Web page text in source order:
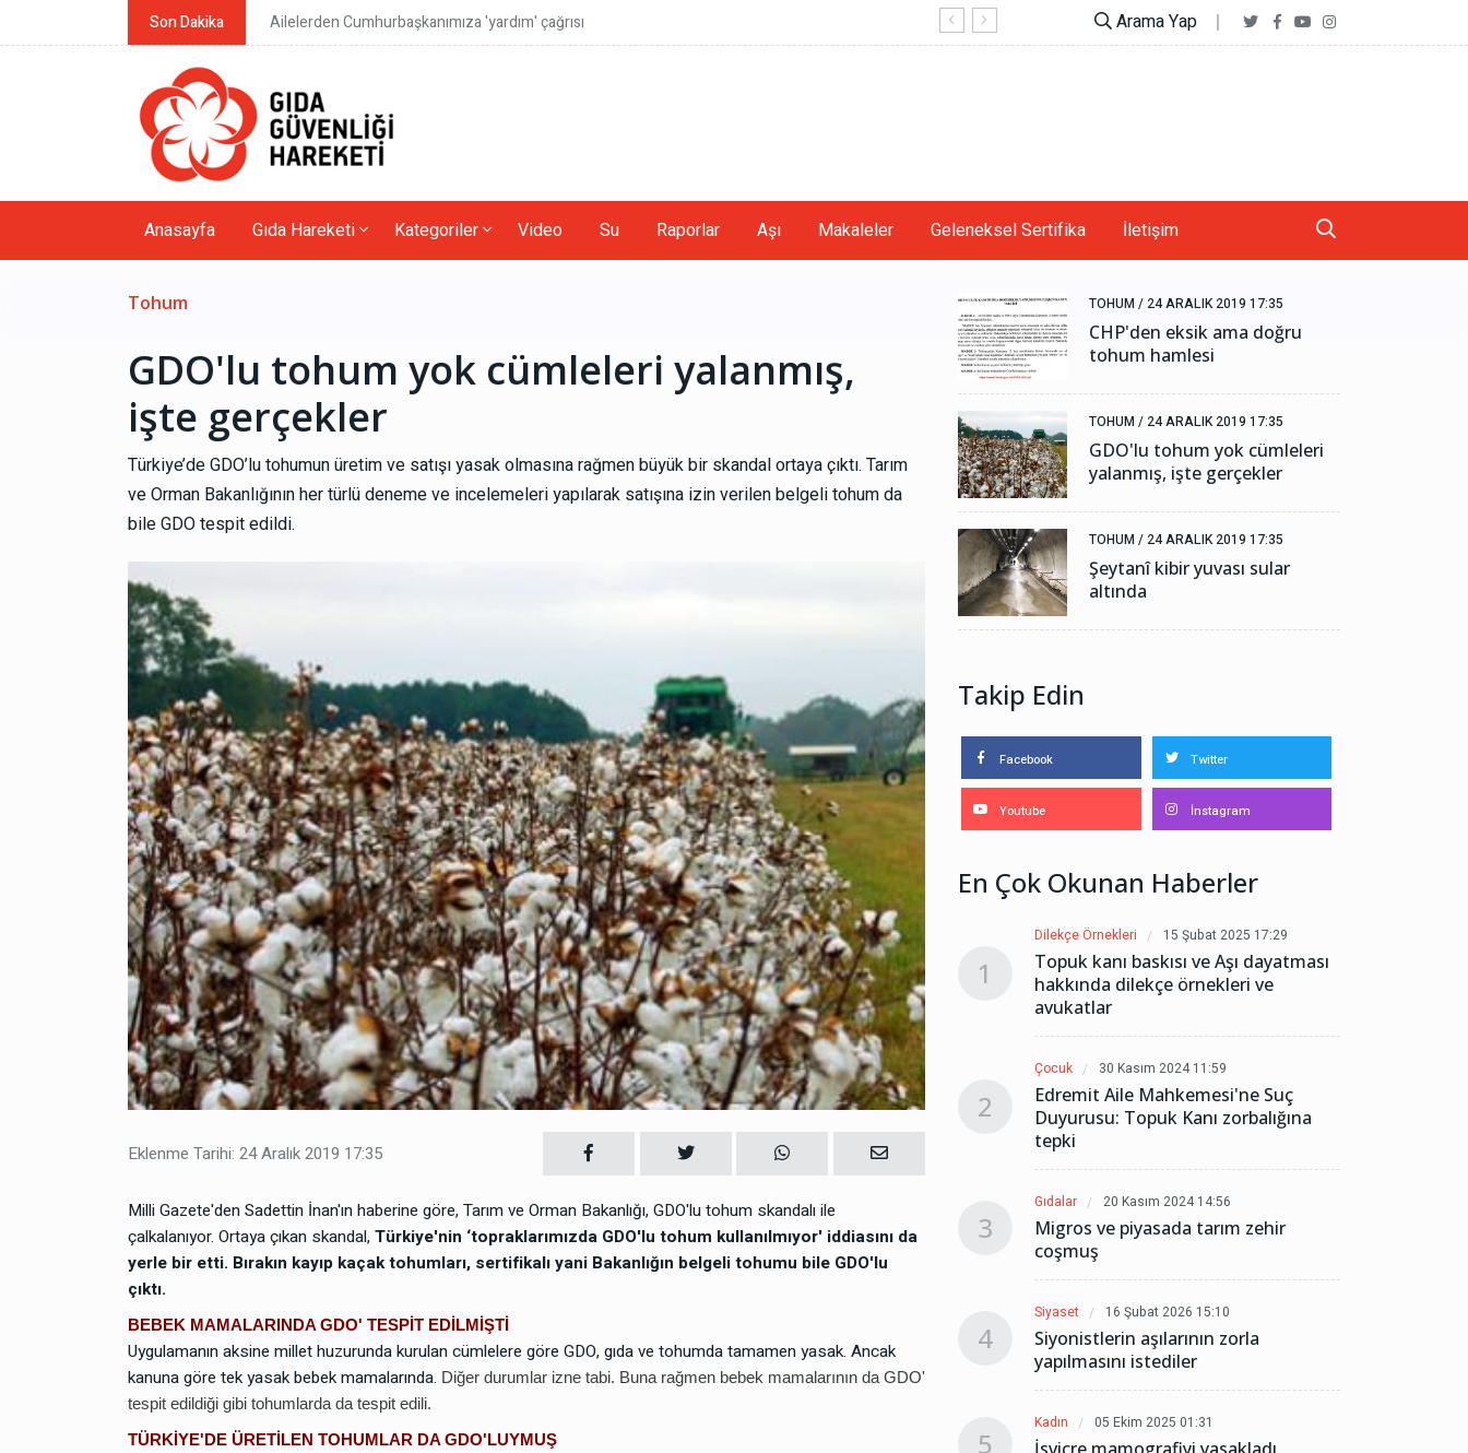
Son Dakika Ailelerden Cumhurbaşkanımıza 'yardım' çağrısı Telefonlar vücudunuzun şeklini nasıl değiştiriyor?
Arama Yap
Anasayfa Gıda Hareketi Kategoriler Video Su Raporlar Aşı Makaleler Geleneksel Sertifika İletişim
Tohum
GDO'lu tohum yok cümleleri yalanmış,
işte gerçekler
Türkiye’de GDO’lu tohumun üretim ve satışı yasak olmasına rağmen büyük bir skandal ortaya çıktı. Tarım
ve Orman Bakanlığının her türlü deneme ve incelemeleri yapılarak satışına izin verilen belgeli tohum da
bile GDO tespit edildi.
Eklenme Tarihi: 24 Aralık 2019 17:35
Milli Gazete'den Sadettin İnan'ın haberine göre, Tarım ve Orman Bakanlığı, GDO'lu tohum skandalı ile
çalkalanıyor. Ortaya çıkan skandal,Türkiye'nin ‘topraklarımızda GDO'lu tohum kullanılmıyor' iddiasını da
yerle bir etti. Bırakın kayıp kaçak tohumları, sertifikalı yani Bakanlığın belgeli tohumu bile GDO'lu
çıktı.
BEBEK MAMALARINDA GDO' TESPİT EDİLMİŞTİ
Uygulamanın aksine millet huzurunda kurulan cümlelere göre GDO, gıda ve tohumda tamamen yasak. Ancak
kanuna göre tek yasak bebek mamalarında. Diğer durumlar izne tabi. Buna rağmen bebek mamalarının da GDO'
tespit edildiği gibi tohumlarda da tespit edili.
TÜRKİYE'DE ÜRETİLEN TOHUMLAR DA GDO'LUYMUŞ
TOHUM / 24 ARALIK 2019 17:35
CHP'den eksik ama doğru
tohum hamlesi
TOHUM / 24 ARALIK 2019 17:35
GDO'lu tohum yok cümleleri
yalanmış, işte gerçekler
TOHUM / 24 ARALIK 2019 17:35
Şeytanî kibir yuvası sular
altında
Takip Edin
Facebook Twitter
Youtube İnstagram
En Çok Okunan Haberler
1
Dilekçe Örnekleri 15 Şubat 2025 17:29
Topuk kanı baskısı ve Aşı dayatması
hakkında dilekçe örnekleri ve
avukatlar
2
Çocuk 30 Kasım 2024 11:59
Edremit Aile Mahkemesi'ne Suç
Duyurusu: Topuk Kanı zorbalığına
tepki
3
Gıdalar 20 Kasım 2024 14:56
Migros ve piyasada tarım zehir
coşmuş
4
16 Şubat 2026 15:10
Siyonistlerin aşılarının zorla
yapılmasını istediler
5
1
Dilekçe Örnekleri 15 Şubat 2025 17:29
Topuk kanı baskısı ve Aşı dayatması
hakkında dilekçe örnekleri ve
avukatlar
2
Çocuk 30 Kasım 2024 11:59
Edremit Aile Mahkemesi'ne Suç
Duyurusu: Topuk Kanı zorbalığına
tepki
3
Gıdalar 20 Kasım 2024 14:56
Migros ve piyasada tarım zehir
coşmuş
Siyonistlerin aşılarının zorla
yapılmasını istediler
1
Dilekçe Örnekleri 15 Şubat 2025 17:29
Topuk kanı baskısı ve Aşı dayatması
hakkında dilekçe örnekleri ve
avukatlar
2
Çocuk 30 Kasım 2024 11:59
Edremit Aile Mahkemesi'ne Suç
Duyurusu: Topuk Kanı zorbalığına
tepki
3
Gıdalar 20 Kasım 2024 14:56
Migros ve piyasada tarım zehir
coşmuş
4
Siyaset 16 Şubat 2026 15:10
Siyonistlerin aşılarının zorla
yapılmasını istediler
5
Kadın 05 Ekim 2025 01:31